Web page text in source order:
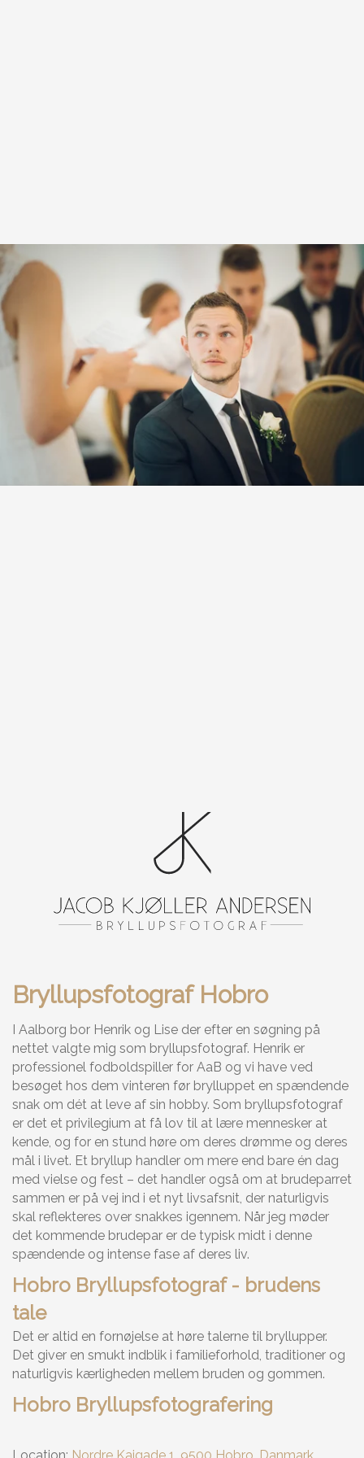
Bryllupsfotograf Hobro
I Aalborg bor Henrik og Lise der efter en søgning på
nettet valgte mig som bryllupsfotograf. Henrik er
professionel fodboldspiller for AaB og vi have ved
besøget hos dem vinteren før brylluppet en spændende
snak om dét at leve af sin hobby. Som bryllupsfotograf
er det et privilegium at få lov til at lære mennesker at
kende, og for en stund høre om deres drømme og deres
mål i livet. Et bryllup handler om mere end bare én dag
med vielse og fest – det handler også om at brudeparret
sammen er på vej ind i et nyt livsafsnit, der naturligvis
skal reflekteres over snakkes igennem. Når jeg møder
det kommende brudepar er de typisk midt i denne
spændende og intense fase af deres liv.
Hobro Bryllupsfotograf - brudens
tale
Det er altid en fornøjelse at høre talerne til bryllupper.
Det giver en smukt indblik i familieforhold, traditioner og
naturligvis kærligheden mellem bruden og gommen.
Hobro Bryllupsfotografering